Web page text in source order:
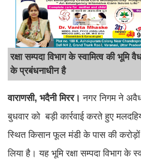
रक्षा सम्पदा विभाग के स्वामित्व की
के प्रबंधनाधीन है
​वाराणसी, भदैनी मिरर।नगर निगम ने
बुधवार को बड़ी कार्रवाई करते हुए
स्थित किसान फूल मंडी के पास की
लिया है। यह भूमि रक्षा सम्पदा विभाग के